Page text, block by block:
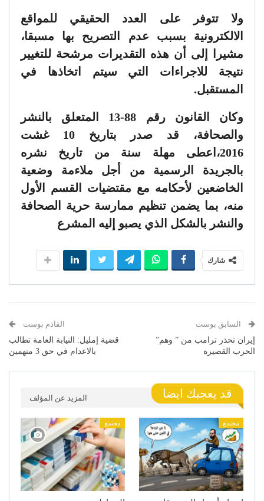
ولا تتوفر على العدد الحقيقي للمواقع
الالكترونية بسبب عدم التصريح بها مسبقا،
مشيرا إلى أن هذه التقديرات مرشحة للتغيير
نتيجة للاجراءات التي سيتم اتخاذها في
المستقبل.
وكان
القانون رقم 88-13 المتعلق بالنشر
والصحافة، قد صدر بتاريخ 10 غشت
2016،اعطى مهلة سنة من تاريخ نشره
بالجريدة الرسمية من أجل ملاءمة وضعية
الخاضعين لأحكامه مع مقتضيات القسم الأول
منه، بما يضمن تنظيم ممارسة حرية الصحافة
والنشر بالشكل الذي يصبو إليه المشرع
شارك
السابق بوست
إيران تحذر ترامب من ” وهم”
الحرب القصيرة
القادم بوست
قضية إمليل: النيابة العامة تطالب
بالاعدام في حق 3 متهمين
قد يعجبك ايضا المزيد عن المؤلف
مجتمع مجتمع